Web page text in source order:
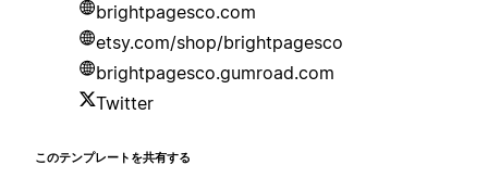
brightpagesco.com
etsy.com/shop/brightpagesco
brightpagesco.gumroad.com
Twitter
このテンプレートを共有する